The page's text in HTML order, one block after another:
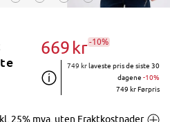
forstørre
669 kr-10%
749 krlaveste pris de siste 30
dagene -10%
749 kr Førpris
25% mva. uten Fraktkostnader